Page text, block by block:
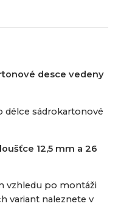
desce vedeny
délce sádrokartonové
12,5 mm a 26
vzhledu po montáži
variant naleznete v